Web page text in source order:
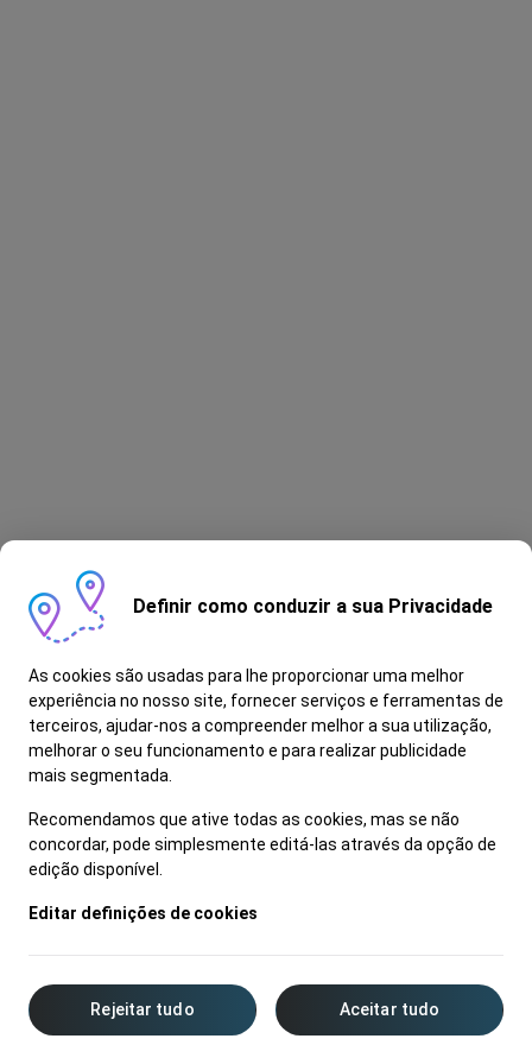
Definir como conduzir a sua Privacidade
As cookies são usadas para lhe proporcionar uma melhor
experiência no nosso site, fornecer serviços e ferramentas de
terceiros, ajudar-nos a compreender melhor a sua utilização,
melhorar o seu funcionamento e para realizar publicidade
mais segmentada.
Recomendamos que ative todas as cookies, mas se não
concordar, pode simplesmente editá-las através da opção de
edição disponível.
Editar definições de cookies
Rejeitar tudo Aceitar tudo